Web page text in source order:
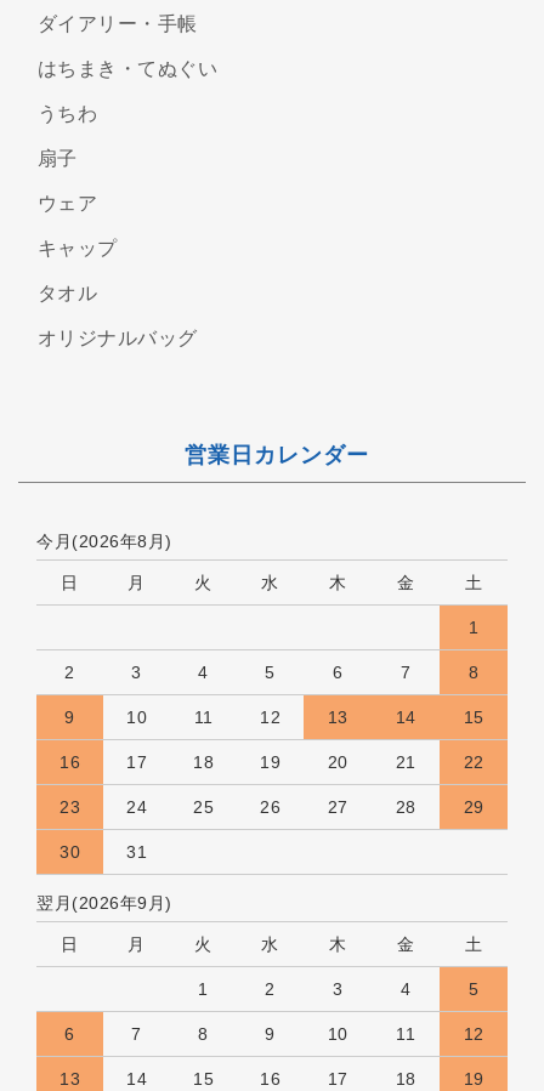
ダイアリー・手帳
はちまき・てぬぐい
うちわ
扇子
ウェア
キャップ
タオル
オリジナルバッグ
営業日カレンダー
今月(2026年8月)
日 月 火 水 木 金 土
1
2 3 4 5 6 7 8
9 10 11 12 13 14 15
16 17 18 19 20 21 22
23 24 25 26 27 28 29
30 31
翌月(2026年9月)
日 月 火 水 木 金 土
1 2 3 4 5
6 7 8 9 10 11 12
13 14 15 16 17 18 19